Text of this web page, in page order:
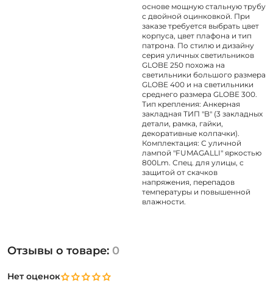
основе мощную стальную трубу
с двойной оцинковкой. При
заказе требуется выбрать цвет
корпуса, цвет плафона и тип
патрона. По стилю и дизайну
серия уличных светильников
GLOBE 250 похожа на
светильники большого размера
GLOBE 400 и на светильники
среднего размера GLOBE 300.
Тип крепления: Анкерная
закладная ТИП "B" (3 закладных
детали, рамка, гайки,
декоративные колпачки).
Комплектация: С уличной
лампой "FUMAGALLI" яркостью
800Lm. Спец. для улицы, с
защитой от скачков
напряжения, перепадов
температуры и повышенной
влажности.
Отзывы о товаре: 0
Нет оценок